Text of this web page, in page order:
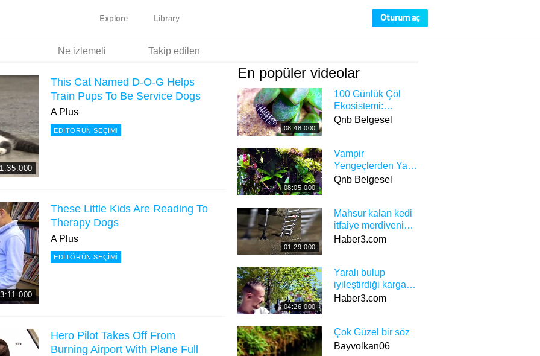
Oturum aç
Explore Library
Ne izlemeli Takip edilen
This Cat Named D-O-G Helps
Train Pups To Be Service Dogs
A Plus
EDITÖRÜN SEÇIMI
These Little Kids Are Reading To
Therapy Dogs
A Plus
EDITÖRÜN SEÇIMI
Hero Pilot Takes Off From
Burning Airport With Plane Full
En popüler videolar
08:48.000
100 Günlük Çöl
Ekosistemi:
Akrepler, Ölüm
Qnb Belgesel
08:05.000
Vampir
Yengeçlerden Yas
Tutan Gekolara:
Doğuşu
Qnb Belgesel
01:29.000
Mahsur kalan kedi
itfaiye merdivenini
görünce öyle bir
Haber3.com
04:26.000
Yaralı bulup
iyileştirdiği karga
Ceksın artık
Haber3.com
Çok Güzel bir söz
Bayvolkan06